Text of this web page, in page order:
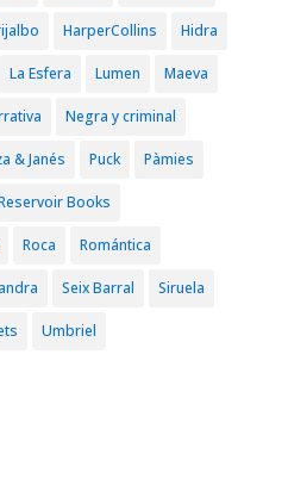
HarperCollins Hidra
La Esfera Lumen Maeva
Negra y criminal
& Janés Puck Pàmies
Books
Roca Romántica
Seix Barral Siruela
Umbriel